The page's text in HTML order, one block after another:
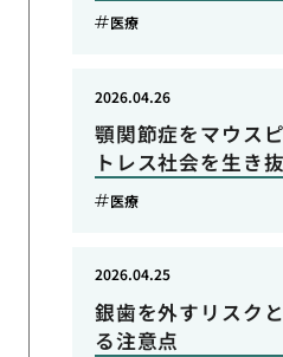
医療
顎関節症をマウス
トレス社会を生き
2026.04.26
医療
銀歯を外すリスク
る注意点
2026.04.25